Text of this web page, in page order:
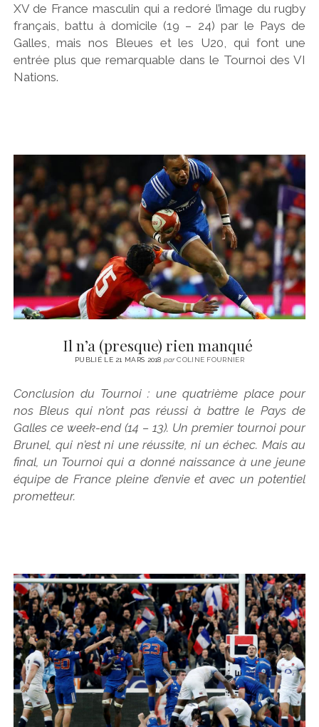
XV de France masculin qui a redoré l’image du rugby
français, battu à domicile (19 – 24) par le Pays de
Galles, mais nos Bleues et les U20, qui font une
entrée plus que remarquable dans le Tournoi des VI
Nations.
Il n’a (presque) rien manqué
PUBLIÉ LE 21 MARS 2018parCOLINE FOURNIER
Conclusion du Tournoi : une quatrième place pour
nos Bleus qui n’ont pas réussi à battre le Pays de
Galles ce week-end (14 – 13). Un premier tournoi pour
Brunel, qui n’est ni une réussite, ni un échec. Mais au
final, un Tournoi qui a donné naissance à une jeune
équipe de France pleine d’envie et avec un potentiel
prometteur.